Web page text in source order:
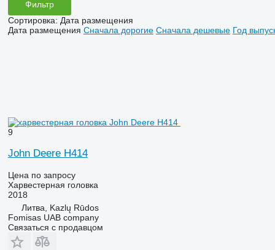
Фильтр
Сортировка: Дата размещения
Дата размещения Сначала дорогие Сначала дешевые Год
9
John Deere H414
Цена по запросу
Харвестерная головка
2018
Литва, Kazlų Rūdos
Fomisas UAB company
Связаться с продавцом